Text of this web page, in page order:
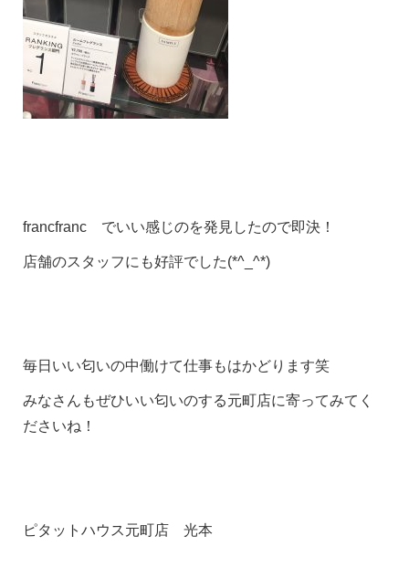
francfranc でいい感じのを発見したので即決！
店舗のスタッフにも好評でした(*^_^*)
毎日いい匂いの中働けて仕事もはかどります笑
みなさんもぜひいい匂いのする元町店に寄ってみてく
ださいね！
ピタットハウス元町店 光本